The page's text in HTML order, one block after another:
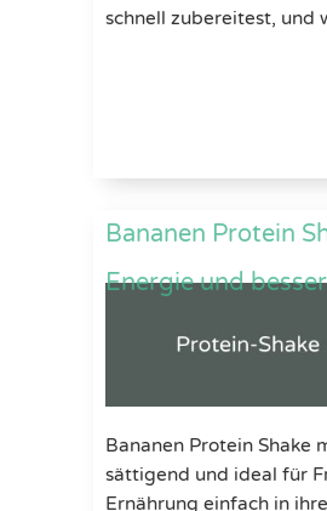
schnell zubereitest, und
Bananen Protein
Energie und
Bananen Protein Shake
sättigend und ideal für
Ernährung einfach in